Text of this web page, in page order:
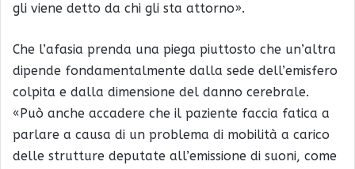
gli viene detto da chi gli sta attorno».
Che l’afasia prenda una piega piuttosto che un’altra
dipende fondamentalmente dalla sede dell’emisfero
colpita e dalla dimensione del danno cerebrale.
«Può anche accadere che il paziente faccia fatica a
parlare a causa di un problema di mobilità a carico
delle strutture deputate all’emissione di suoni, come